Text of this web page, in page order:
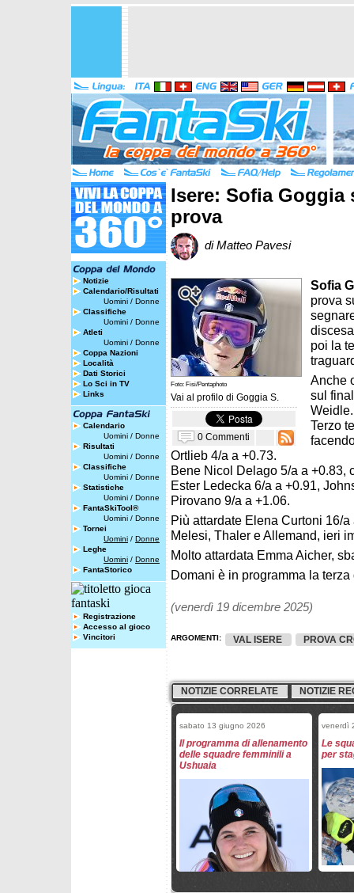
Notizie
Calendario/Risultati
Uomini / Donne
Classifiche
Uomini / Donne
Atleti
Uomini / Donne
Coppa Nazioni
Località
Dati Storici
Lo Sci in TV
Links
Calendario
Uomini / Donne
Risultati
Uomini / Donne
Classifiche
Uomini / Donne
Statistiche
Uomini / Donne
FantaSkiTool®
Uomini / Donne
Tornei
Uomini / Donne
Leghe
Uomini / Donne
FantaStorico
Registrazione
Accesso al gioco
Vincitori
Isere: Sofia Goggia
prova
di Matteo Pavesi
Foto: Fisi/Pentaphoto
Vai al profilo di Goggia S.
0 Commenti
Sofia
prova
poi la
Anche
sul
Weidle.
Terzo
Ortlieb 4/a a +0.73.
Bene Nicol Delago 5/a a +0.83,
Ester Ledecka 6/a a +0.91,
Pirovano 9/a a +1.06.
Più attardate Elena Curtoni 16/
Melesi, Thaler e Allemand, ieri
Molto attardata Emma Aicher,
Domani è in programma la
(venerdì 19 dicembre 2025)
ARGOMENTI: VAL ISERE PROVA
NOTIZIE CORRELATE NOTIZIE
sabato 13 giugno 2026
Il programma di allenamento
delle squadre femminili a
Ushuaia
venerdì
Le
per